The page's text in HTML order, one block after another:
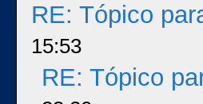
RE: Tópico
15:53
RE: Tópico